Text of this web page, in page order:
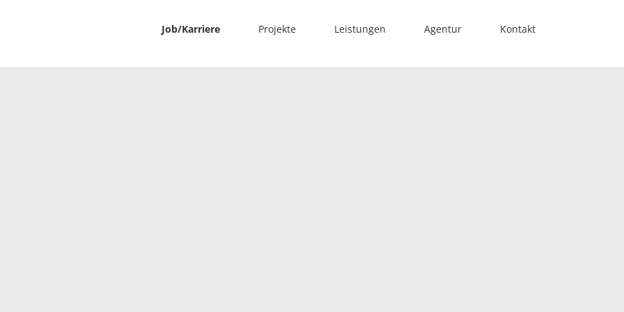
Job/Karriere Projekte Leistungen Agentur Kontakt